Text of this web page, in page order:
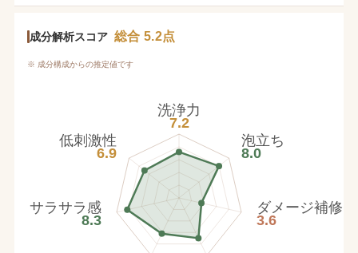
成分解析スコア 総合 5.2点
※ 成分構成からの推定値です
洗浄力
7.2
泡立ち
8.0
ダメージ補修
3.6
サラサラ感
8.3
低刺激性
6.9